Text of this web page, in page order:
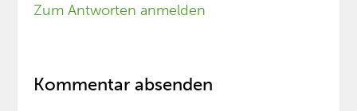
Zum Antworten anmelden
Kommentar absenden